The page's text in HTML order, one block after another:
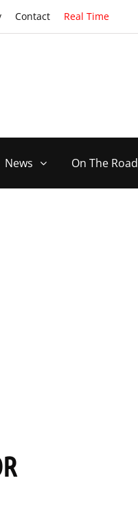
Contact Real Time
News On The Road